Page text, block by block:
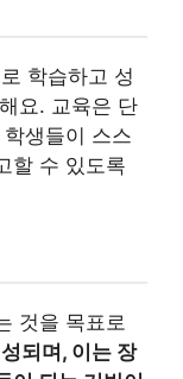
학습하고 성
요. 교육은 단
생들이 스스
할 수 있도록
것을 목표로
되며, 이는 장